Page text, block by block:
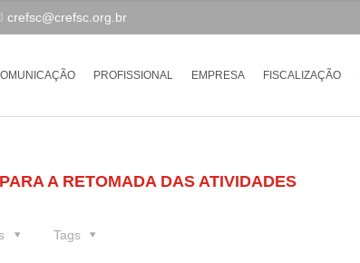
crefsc@crefsc.org.br
PROFISSIONAL EMPRESA FISCALIZAÇÃO
A RETOMADA DAS ATIVIDADES
Tags